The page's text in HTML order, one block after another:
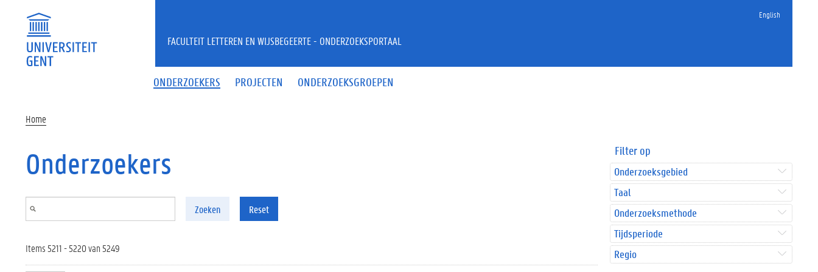
English
ONDERZOEKERS PROJECTEN ONDERZOEKSGROEPEN
FACULTEIT LETTEREN EN WIJSBEGEERTE - ONDERZOEKSPORTAAL
Home
Onderzoekers
Zoeken Reset
Items 5211 - 5220 van 5249
Filter op
Onderzoeksgebied
Taal
Onderzoeksmethode
Tijdsperiode
Regio